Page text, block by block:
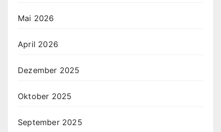
Mai 2026
April 2026
Dezember 2025
Oktober 2025
September 2025